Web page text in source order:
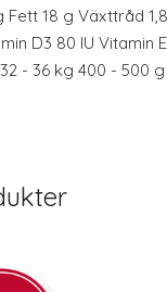
Fett 18 g Växttråd
D3 80 IU Vitamin
- 36 kg 400 - 500 g